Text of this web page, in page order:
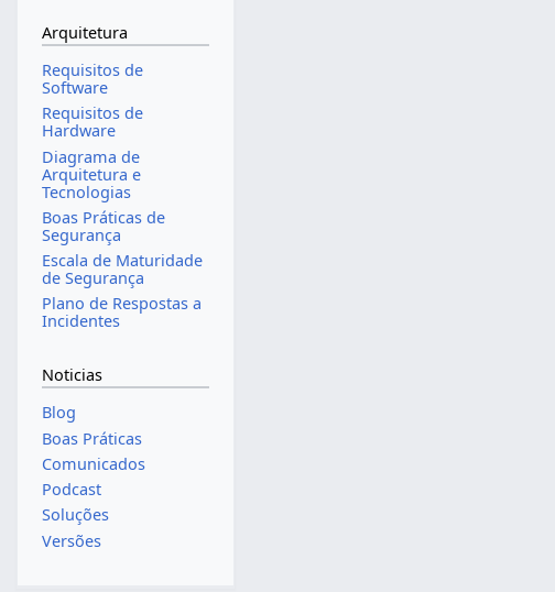
Arquitetura
Requisitos de
Software
Requisitos de
Hardware
Diagrama de
Arquitetura e
Tecnologias
Boas Práticas de
Segurança
Escala de Maturidade
de Segurança
Plano de Respostas a
Incidentes
Noticias
Blog
Boas Práticas
Comunicados
Podcast
Soluções
Versões